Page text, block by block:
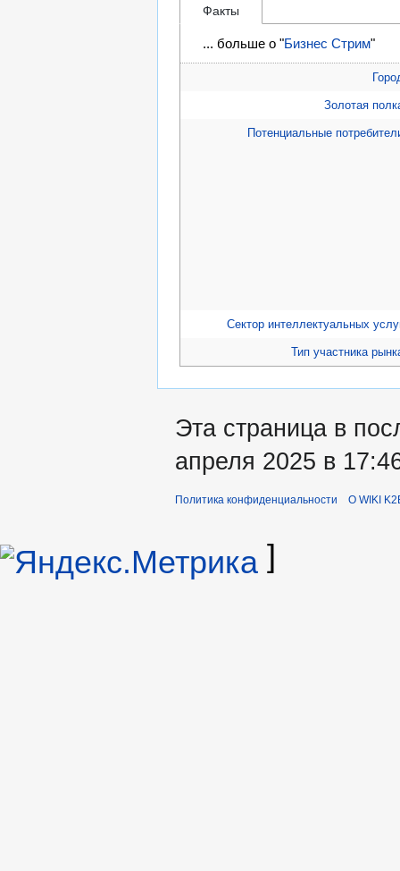
Факты
... больше о "Бизнес Стрим"
Золотая
Потенциальные
Сектор интеллектуальных
Тип участника
Эта страница в
апреля 2025 в
Политика конфиденциальности О WIKI
]